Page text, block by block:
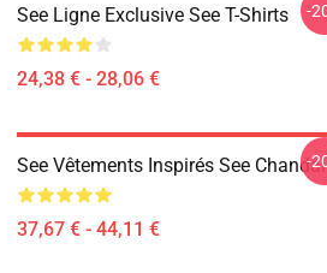
See Ligne Exclusive See T-Shirts
24,38 € - 28,06 €
-
See Vêtements Inspirés See
37,67 € - 44,11 €
-